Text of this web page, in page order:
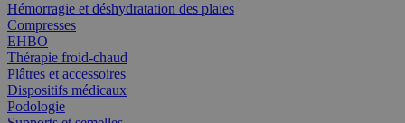
Hémorragie et déshydratation des plaies
Compresses
EHBO
Thérapie froid-chaud
Plâtres et accessoires
Dispositifs médicaux
Podologie